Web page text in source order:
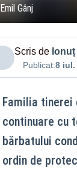
Emil Gânj
Scris de
Publicat:8 iul.
Familia tinerei
continuare cu
bărbatului
ordin de